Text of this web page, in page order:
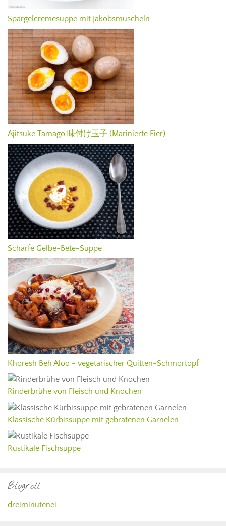
Spargelcremesuppe mit Jakobsmuscheln
Ajitsuke Tamago 味付け玉子 (Marinierte Eier)
Scharfe Gelbe-Bete-Suppe
Khoresh Beh Aloo - vegetarischer Quitten-Schmortopf
Rinderbrühe von Fleisch und Knochen
Klassische Kürbissuppe mit gebratenen Garnelen
Rustikale Fischsuppe
Blogroll
dreiminutenei